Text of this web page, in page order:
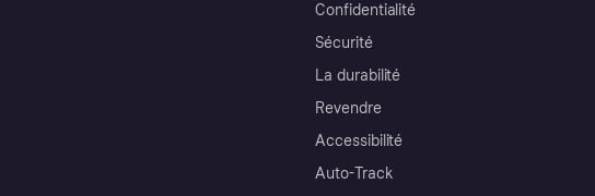
Confidentialité
Sécurité
La durabilité
Revendre
Accessibilité
Auto-Track